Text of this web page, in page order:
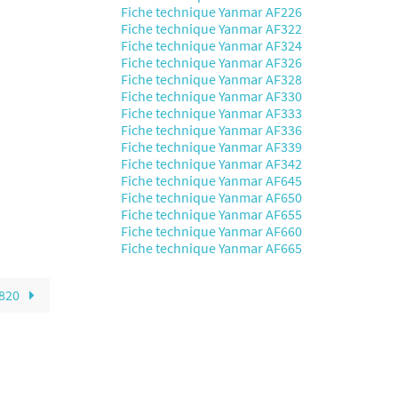
Fiche technique Yanmar AF226
Fiche technique Yanmar AF322
Fiche technique Yanmar AF324
Fiche technique Yanmar AF326
Fiche technique Yanmar AF328
Fiche technique Yanmar AF330
Fiche technique Yanmar AF333
Fiche technique Yanmar AF336
Fiche technique Yanmar AF339
Fiche technique Yanmar AF342
Fiche technique Yanmar AF645
Fiche technique Yanmar AF650
Fiche technique Yanmar AF655
Fiche technique Yanmar AF660
Fiche technique Yanmar AF665